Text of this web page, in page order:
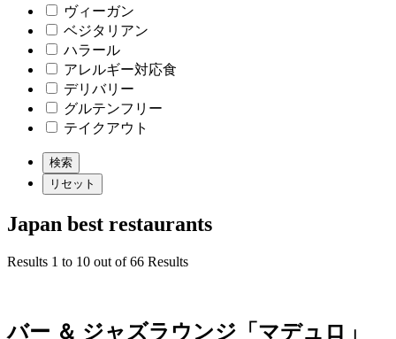
ヴィーガン
ベジタリアン
ハラール
アレルギー対応食
デリバリー
グルテンフリー
テイクアウト
Japan best restaurants
Results 1 to 10 out of 66 Results
バー ＆ ジャズラウンジ「マデュロ」